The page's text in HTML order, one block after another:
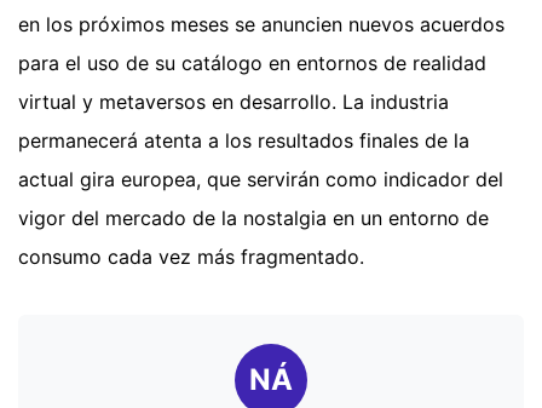
en los próximos meses se anuncien nuevos acuerdos
para el uso de su catálogo en entornos de realidad
virtual y metaversos en desarrollo. La industria
permanecerá atenta a los resultados finales de la
actual gira europea, que servirán como indicador del
vigor del mercado de la nostalgia en un entorno de
consumo cada vez más fragmentado.
NÁ